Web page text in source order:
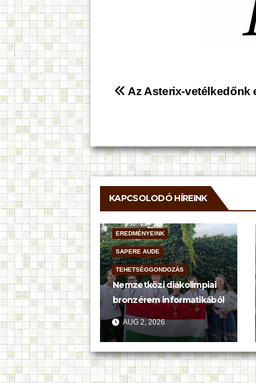
Bejegyzés
Az Asterix-vetélkedőnk
KAPCSOLODÓ HÍREINK
EREDMÉNYEINK
SAPERE AUDE
TEHETSÉGGONDOZÁS
Nemzetközi diákolimpiai
bronzérem informatikából
AUG 2, 2026